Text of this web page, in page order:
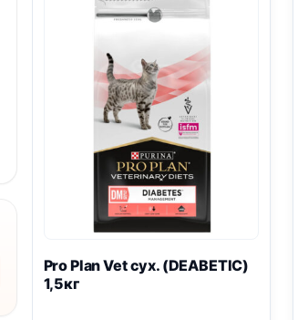
Pro PlanVet сух. (DEABETIC)
1,5кг